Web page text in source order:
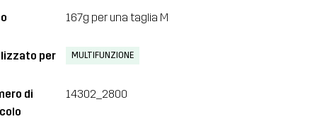
167g per una taglia M
per MULTIFUNZIONE
di
14302_2800